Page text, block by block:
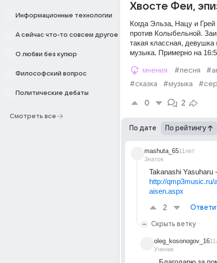
Информационные технологии
А сейчас что-то совсем другое
О любви без купюр
Философский вопрос
Политические дебаты
Смотреть все
Хвосте Феи,
Когда Эльза, Нацу и
против Колыбельной.
такая классная, девушка
музыка. Примерно на
мнения #песня
#сказка
#музыка
0 2
По дате По рейтингу
mashuta_65
Знаток
11лет
Takanashi Yasuharu
http://qmp3music.ru/
aisen.aspx
2
Скрыть ветку
oleg_kosonogov_16
Ученик